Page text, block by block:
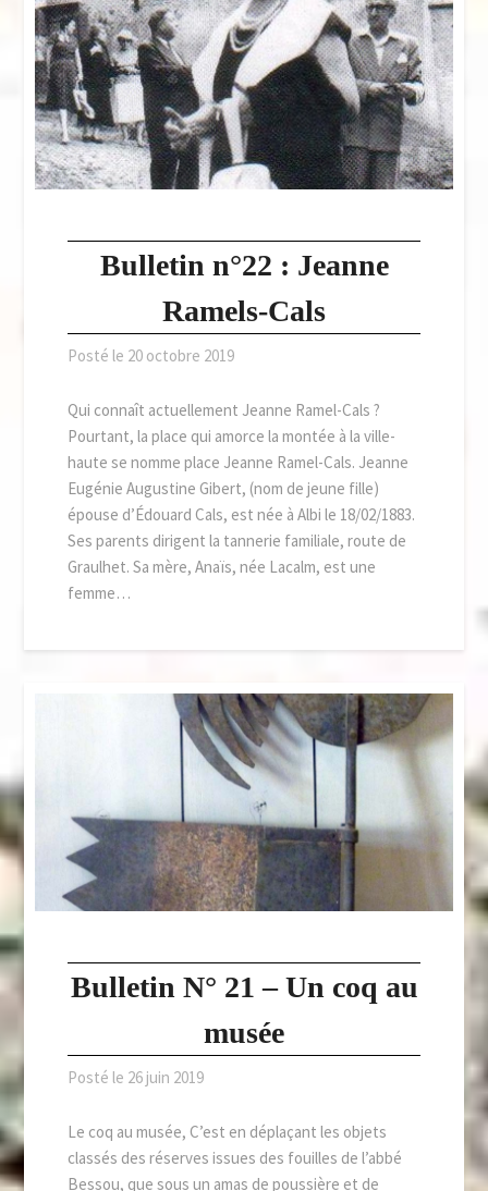
Bulletin n°22 : Jeanne
Ramels-Cals
Posté le 20 octobre 2019
Qui connaît actuellement Jeanne Ramel-Cals ?
Pourtant, la place qui amorce la montée à la ville-
haute se nomme place Jeanne Ramel-Cals. Jeanne
Eugénie Augustine Gibert, (nom de jeune fille)
épouse d’Édouard Cals, est née à Albi le 18/02/1883.
Ses parents dirigent la tannerie familiale, route de
Graulhet. Sa mère, Anaïs, née Lacalm, est une
femme…
Bulletin N° 21 – Un coq au
musée
Posté le 26 juin 2019
Le coq au musée, C’est en déplaçant les objets
classés des réserves issues des fouilles de l’abbé
Bessou, que sous un amas de poussière et de